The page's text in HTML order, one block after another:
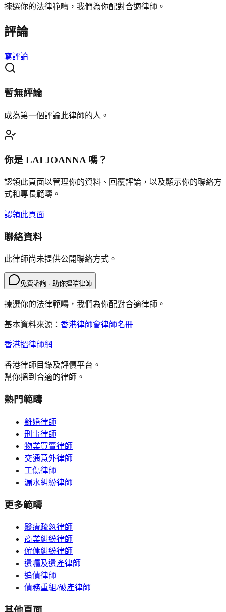
揀選你的法律範疇，我們為你配對合適律師。
評論
寫評論
暫無評論
成為第一個評論此律師的人。
你是 LAI JOANNA嗎？
認領此頁面以管理你的資料、回覆評論，以及顯示你的聯絡方
式和專長範疇。
認領此頁面
聯絡資料
此律師尚未提供公開聯絡方式。
免費諮詢 · 助你搵啱律師
揀選你的法律範疇，我們為你配對合適律師。
基本資料來源： 香港律師會律師名冊
香港搵律師網
香港律師目錄及評價平台。
幫你搵到合適的律師。
熱門範疇
離婚律師
刑事律師
物業買賣律師
交通意外律師
工傷律師
漏水糾紛律師
更多範疇
醫療疏忽律師
商業糾紛律師
僱傭糾紛律師
遺囑及遺產律師
追債律師
債務重組/破產律師